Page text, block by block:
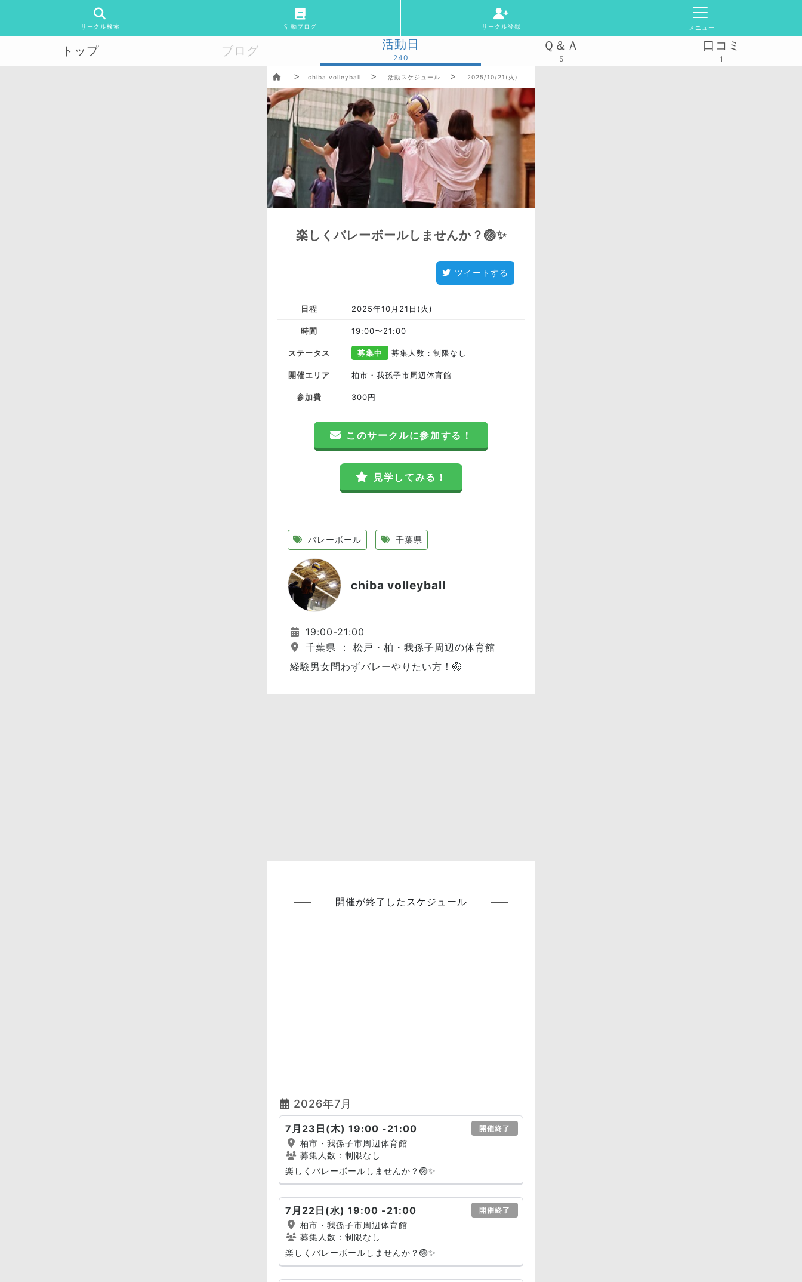
サークル検索 活動ブログ サークル登録 メニュー
トップ ブログ 活動日
240
Ｑ＆Ａ
5
口コミ
1
chiba volleyball 活動スケジュール 2025/10/21(火)
楽しくバレーボールしませんか？🏐✨
ツイートする
日程 2025年10月21日(火)
時間 19:00〜21:00
ステータス 募集中 募集人数：制限なし
開催エリア 柏市・我孫子市周辺体育館
参加費 300円
このサークルに参加する！
見学してみる！
バレーボール 千葉県
chiba volleyball
19:00-21:00
千葉県 ： 松戸・柏・我孫子周辺の体育館
経験男女問わずバレーやりたい方！🏐
開催が終了したスケジュール
2026年7月
7月23日(木) 19:00 -21:00 開催終了
柏市・我孫子市周辺体育館
募集人数：制限なし
楽しくバレーボールしませんか？🏐✨
7月22日(水) 19:00 -21:00 開催終了
柏市・我孫子市周辺体育館
募集人数：制限なし
楽しくバレーボールしませんか？🏐✨